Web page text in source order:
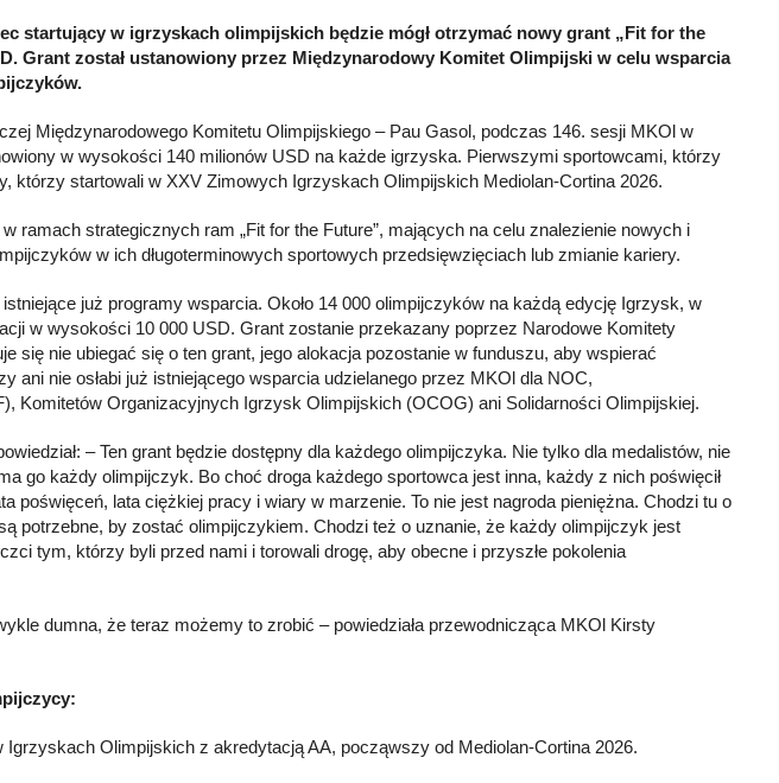
startujący w igrzyskach olimpijskich będzie mógł otrzymać nowy grant „Fit for the
Grant został ustanowiony przez Międzynarodowy Komitet Olimpijski w celu wsparcia
Międzynarodowego Komitetu Olimpijskiego – Pau Gasol, podczas 146. sesji MKOl w
w wysokości 140 milionów USD na każde igrzyska. Pierwszymi sportowcami, którzy
którzy startowali w XXV Zimowych Igrzyskach Olimpijskich Mediolan-Cortina 2026.
ramach strategicznych ram „Fit for the Future”, mających na celu znalezienie nowych i
w ich długoterminowych sportowych przedsięwzięciach lub zmianie kariery.
istniejące już programy wsparcia. Około 14 000 olimpijczyków na każdą edycję Igrzysk, w
w wysokości 10 000 USD. Grant zostanie przekazany poprzez Narodowe Komitety
się nie ubiegać się o ten grant, jego alokacja pozostanie w funduszu, aby wspierać
ani nie osłabi już istniejącego wsparcia udzielanego przez MKOl dla NOC,
Komitetów Organizacyjnych Igrzysk Olimpijskich (OCOG) ani Solidarności Olimpijskiej.
– Ten grant będzie dostępny dla każdego olimpijczyka. Nie tylko dla medalistów, nie
go każdy olimpijczyk. Bo choć droga każdego sportowca jest inna, każdy z nich poświęcił
poświęceń, lata ciężkiej pracy i wiary w marzenie. To nie jest nagroda pieniężna. Chodzi tu o
potrzebne, by zostać olimpijczykiem. Chodzi też o uznanie, że każdy olimpijczyk jest
tym, którzy byli przed nami i torowali drogę, aby obecne i przyszłe pokolenia
dumna, że teraz możemy to zrobić – powiedziała przewodnicząca MKOl Kirsty
Olimpijskich z akredytacją AA, począwszy od Mediolan-Cortina 2026.